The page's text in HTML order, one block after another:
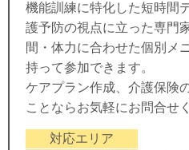
機能訓練に特化した短時間
護予防の視点に立った専門
間・体力に合わせた個別メ
持って参加できます。
ケアプラン作成、介護保険
ことならお気軽にお問合せ
対応エリア